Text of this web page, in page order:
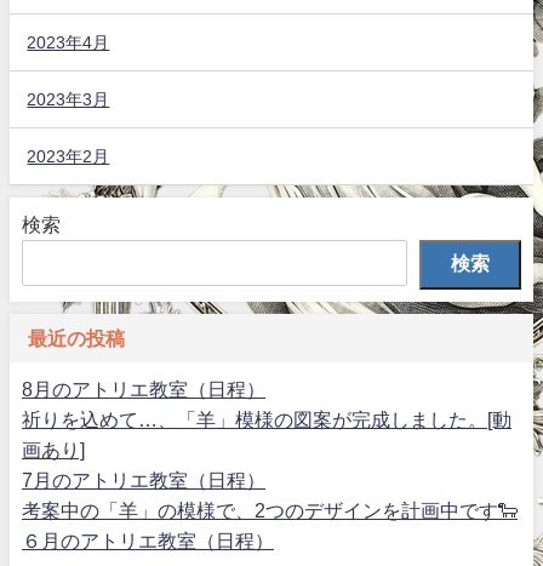
2023年4月
2023年3月
2023年2月
検索
検索
最近の投稿
8月のアトリエ教室（日程）
祈りを込めて…、「羊」模様の図案が完成しました。[動
画あり]
7月のアトリエ教室（日程）
考案中の「羊」の模様で、2つのデザインを計画中です🐑
６月のアトリエ教室（日程）